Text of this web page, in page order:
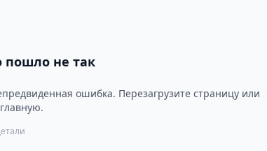
пошло не так
ошибка. Перезагрузите страницу или